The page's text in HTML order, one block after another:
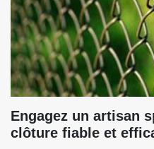
Engagez un artisan
clôture fiable et